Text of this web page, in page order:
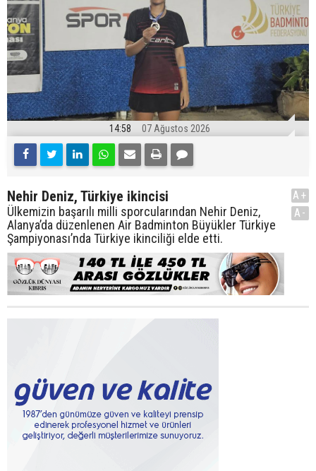
14:58 07 Ağustos 2026
Nehir Deniz, Türkiye ikincisi
Ülkemizin başarılı milli sporcularından Nehir Deniz,
Alanya’da düzenlenen Air Badminton Büyükler Türkiye
Şampiyonası’nda Türkiye ikinciliği elde etti.
A+
A-